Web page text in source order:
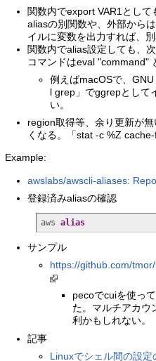
関数内でexport VAR1とし
aliasの別関数や、外部から
イルに変数を出力すれば、
関数内でalias設定しても、
コマンドはeval "command"
例えばmacOSで、
l grep」でggrepとして
い。
region取得等、余り更新が
くなる。「stat -c %Z
Example:
awslabs/awscli-aliases:
登録済みaliasの確認
aws alias
サンプル
https://github.com/
pecoでcuiを使っ
た。マルチアカウ
利かもしれない。
記事
Linuxでシェル間の設